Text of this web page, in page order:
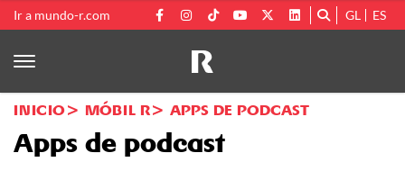
Ir a mundo-r.com GL ES
INICIO MÓBIL R APPS DE PODCAST
Apps de podcast